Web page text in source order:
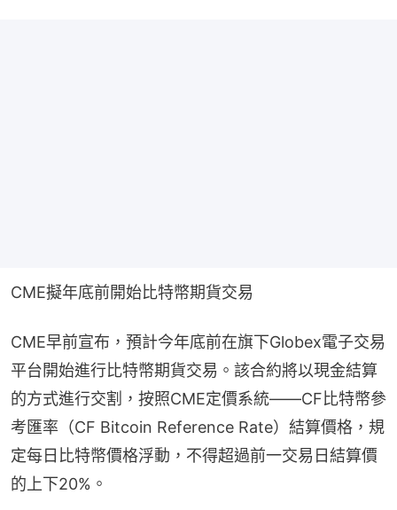
CME擬年底前開始比特幣期貨交易
CME早前宣布，預計今年底前在旗下Globex電子交易
平台開始進行比特幣期貨交易。該合約將以現金結算
的方式進行交割，按照CME定價系統——CF比特幣參
考匯率（CF Bitcoin Reference Rate）結算價格，規
定每日比特幣價格浮動，不得超過前一交易日結算價
的上下20%。